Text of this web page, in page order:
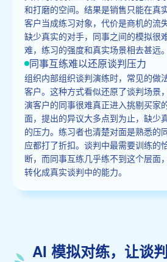
和打磨的空间。结果是销售只能在真
客户当成练习对象，代价是商机的流
缺少真实的对手，同事之间的模拟很
难，练习的强度和真实场景相去甚远。
同事互练难以还原谈判压力
组织内部组织谈判演练时，常见的做
客户。这种方式看似还原了谈判场景
演客户的同事很难真正进入挑剔买家
面，提出的异议大多点到为止，缺少
的压力。练习者也清楚对面是熟悉的
应都打了折扣。谈判中最需要训练的
断，而同事互练几乎练不到这个层面
转化成真实谈判中的能力。
AI 模拟对练，让谈